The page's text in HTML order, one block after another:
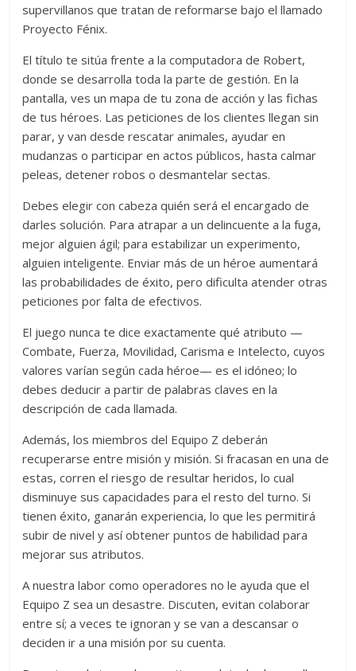
supervillanos que tratan de reformarse bajo el llamado
Proyecto Fénix.
El título te sitúa frente a la computadora de Robert,
donde se desarrolla toda la parte de gestión. En la
pantalla, ves un mapa de tu zona de acción y las fichas
de tus héroes. Las peticiones de los clientes llegan sin
parar, y van desde rescatar animales, ayudar en
mudanzas o participar en actos públicos, hasta calmar
peleas, detener robos o desmantelar sectas.
Debes elegir con cabeza quién será el encargado de
darles solución. Para atrapar a un delincuente a la fuga,
mejor alguien ágil; para estabilizar un experimento,
alguien inteligente. Enviar más de un héroe aumentará
las probabilidades de éxito, pero dificulta atender otras
peticiones por falta de efectivos.
El juego nunca te dice exactamente qué atributo —
Combate, Fuerza, Movilidad, Carisma e Intelecto, cuyos
valores varían según cada héroe— es el idóneo; lo
debes deducir a partir de palabras claves en la
descripción de cada llamada.
Además, los miembros del Equipo Z deberán
recuperarse entre misión y misión. Si fracasan en una de
estas, corren el riesgo de resultar heridos, lo cual
disminuye sus capacidades para el resto del turno. Si
tienen éxito, ganarán experiencia, lo que les permitirá
subir de nivel y así obtener puntos de habilidad para
mejorar sus atributos.
A nuestra labor como operadores no le ayuda que el
Equipo Z sea un desastre. Discuten, evitan colaborar
entre sí; a veces te ignoran y se van a descansar o
deciden ir a una misión por su cuenta.